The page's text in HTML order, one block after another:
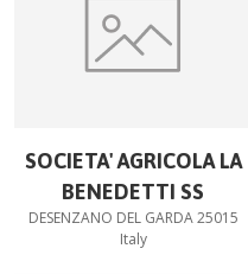
SOCIETA' AGRICOLA LA
BENEDETTI SS
DESENZANO DEL GARDA 25015
Italy